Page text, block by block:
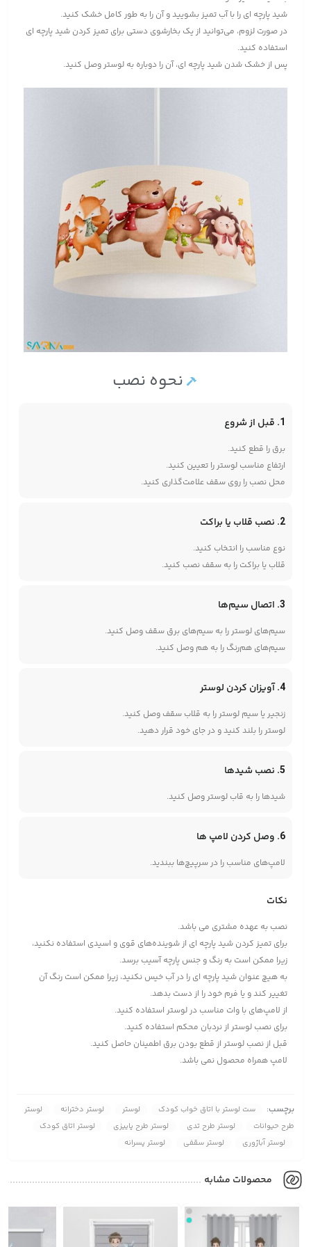
شید پارچه ای را با آب تمیز بشویید و آن را به طور کامل خشک کنید.
در صورت لزوم، می‌توانید از یک بخارشوی دستی برای تمیز کردن شید پارچه ای
استفاده کنید.
پس از خشک شدن شید پارچه ای، آن را دوباره به لوستر وصل کنید.
نحوه نصب
1. قبل از شروع
برق را قطع کنید.
ارتفاع مناسب لوستر را تعیین کنید.
محل نصب را روی سقف علامت‌گذاری کنید.
2. نصب قلاب یا براکت
نوع مناسب را انتخاب کنید.
قلاب یا براکت را به سقف نصب کنید.
3. اتصال سیم‌ها
سیم‌های لوستر را به سیم‌های برق سقف وصل کنید.
سیم‌های هم‌رنگ را به هم وصل کنید.
4. آویزان کردن لوستر
زنجیر یا سیم لوستر را به قلاب سقف وصل کنید.
لوستر را بلند کنید و در جای خود قرار دهید.
5. نصب شیدها
شیدها را به قاب لوستر وصل کنید.
6. وصل کردن لامپ ها
لامپ‌های مناسب را در سرپیچ‌ها ببندید.
نکات
نصب به عهده مشتری می باشد.
برای تمیز کردن شید پارچه ای از شوینده‌های قوی و اسیدی استفاده نکنید،
زیرا ممکن است به رنگ و جنس پارچه آسیب برسد.
به هیچ عنوان شید پارچه ای را در آب خیس نکنید، زیرا ممکن است رنگ آن
تغییر کند و یا فرم خود را از دست بدهد.
از لامپ‌های با وات مناسب در لوستر استفاده کنید.
برای نصب لوستر از نردبان محکم استفاده کنید.
قبل از نصب لوستر از قطع بودن برق اطمینان حاصل کنید.
لامپ همراه محصول نمی باشد.
برچسب: ست لوستر با اتاق خواب کودک لوستر لوستر دخترانه
لوستر
طرح حیوانات
لوستر طرح تدی لوستر طرح پاییزی
لوستر اتاق کودک
لوستر آباژوری
لوستر سقفی لوستر پسرانه
محصولات مشابه